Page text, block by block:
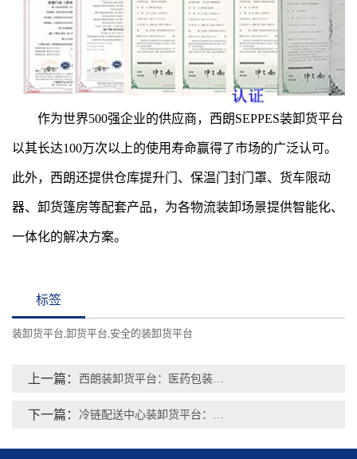
作为世界500强企业的供应商，西朗SEPPES装卸货平台
以其长达100万次以上的使用寿命赢得了市场的广泛认可。
此外，西朗还提供仓库提升门、保温门封门罩、货车限动
器、卸货篷房等配套产品，为各物流装卸场景提供智能化、
一体化的解决方案。
标签
装卸货平台,卸货平台,安全的装卸货平台
上一篇： 西朗装卸货平台：医药包装仓库效率与安全的双重保障
下一篇： 冷链配送中心装卸货平台：高效运作的关键节点